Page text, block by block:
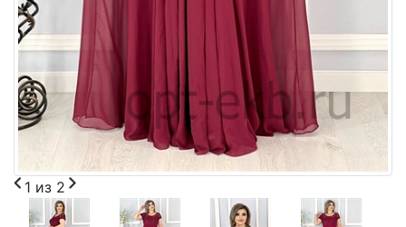
1 из 2